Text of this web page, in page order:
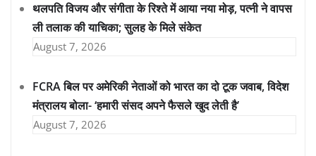
थलपति विजय और संगीता के रिश्ते में आया नया मोड़, पत्नी ने वापस
ली तलाक की याचिका; सुलह के मिले संकेत
August 7, 2026
FCRA बिल पर अमेरिकी नेताओं को भारत का दो टूक जवाब, विदेश
मंत्रालय बोला- ‘हमारी संसद अपने फैसले खुद लेती है’
August 7, 2026